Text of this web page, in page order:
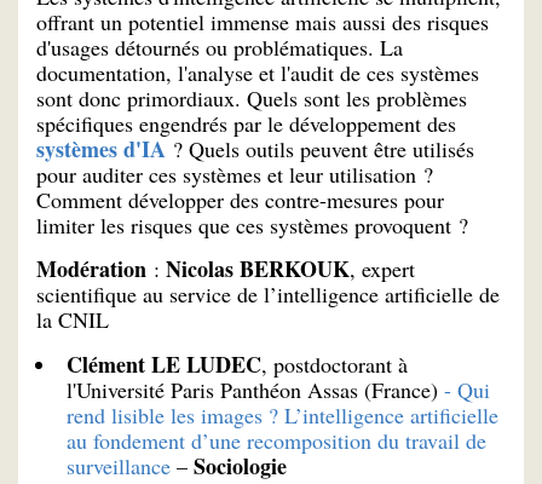
offrant un potentiel immense mais aussi des risques
d'usages détournés ou problématiques. La
documentation, l'analyse et l'audit de ces systèmes
sont donc primordiaux. Quels sont les problèmes
spécifiques engendrés par le développement des
systèmes d'IA ? Quels outils peuvent être utilisés
pour auditer ces systèmes et leur utilisation ?
Comment développer des contre-mesures pour
limiter les risques que ces systèmes provoquent ?
Modération : Nicolas BERKOUK, expert
scientifique au service de l’intelligence artificielle de
la CNIL
Clément LE LUDEC, postdoctorant à
l'Université Paris Panthéon Assas (France) - Qui
rend lisible les images ? L’intelligence artificielle
au fondement d’une recomposition du travail de
surveillance – Sociologie